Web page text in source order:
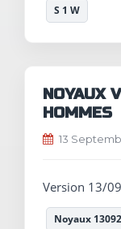
S 1 W
NOYAUX
HOMMES
13
Version 13/
Noyaux